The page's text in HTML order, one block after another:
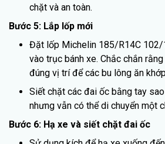
chặt và an toàn.
Bước 5: Lắp lốp mới
Đặt lốp Michelin 185/R14C 102/
vào trục bánh xe. Chắc chắn
đúng vị trí để các bu lông ăn
Siết chặt các đai ốc bằng tay
nhưng vẫn có thể di chuyển một
Bước 6: Hạ xe và siết chặt đai ốc